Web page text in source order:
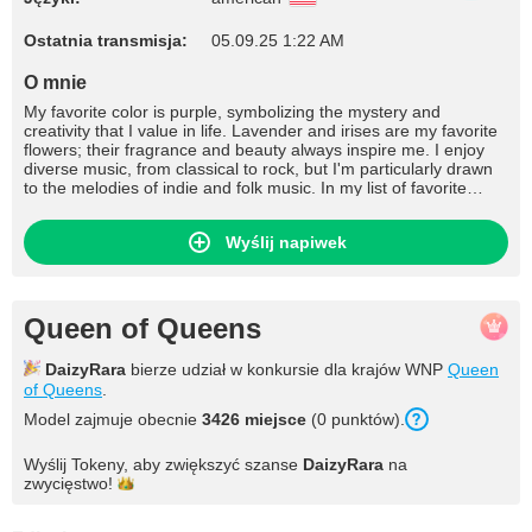
Ostatnia transmisja: 05.09.25 1:22 AM
O mnie
My favorite color is purple, symbolizing the mystery and
creativity that I value in life. Lavender and irises are my favorite
flowers; their fragrance and beauty always inspire me. I enjoy
diverse music, from classical to rock, but I'm particularly drawn
to the melodies of indie and folk music. In my list of favorite
Murakami, and in my movie selection – films like "Eternal
Sunshine of the Spotless Mind" and "Forrest Gump." I'm also
fascinated by TV series set in fantastical worlds and adventures,
can enjoy nature and tranquility. I dream of visiting Japan to
immerse myself in its unique culture and traditions, explore
Japanese gardens, and architecture. The most interesting thing
about me is my thirst for new adventures and my constant
desire to grow as a person. I'm interested in everything around
me, and I'm ready to share this with others. It's worth getting to
know me because I'm open to new acquaintances and always
Wyślij napiwek
Queen of Queens
DaizyRara bierze udział w konkursie dla krajów WNP Queen
of Queens
Model zajmuje obecnie 3426 miejsce (0 punktów).
Wyślij Tokeny, aby zwiększyć szanse DaizyRara na
zwycięstwo!